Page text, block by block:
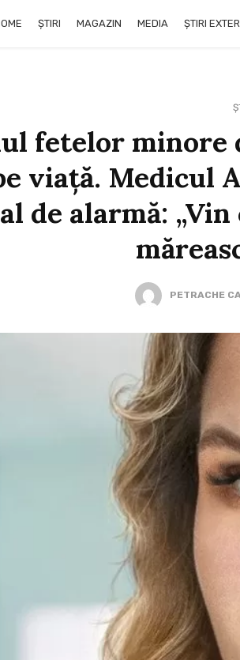
ȘTIRI MAGAZIN MEDIA ȘTIRI
fetelor minore
viață. Medicul
de alarmă:
PETRACHE